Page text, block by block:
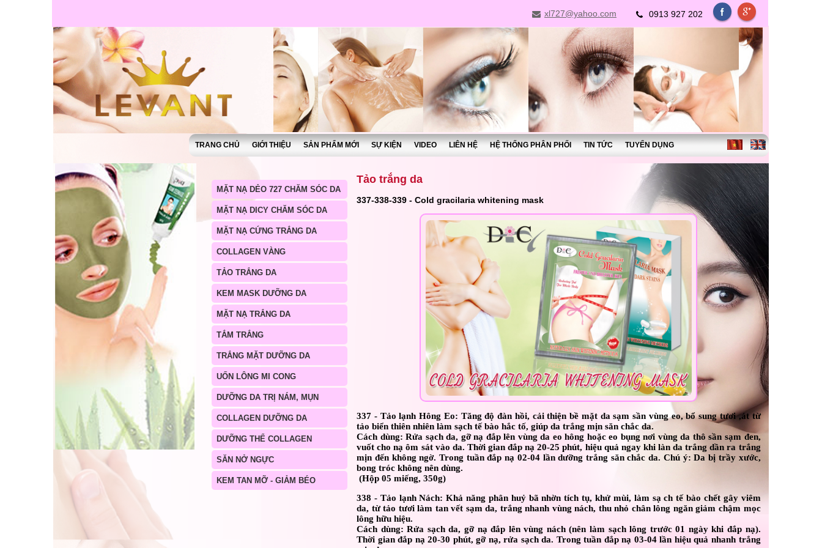
xl727@yahoo.com 0913 927 202
TRANG CHỦ GIỚI THIỆU SẢN PHẨM MỚI SỰ KIỆN VIDEO LIÊN HỆ HỆ THỐNG PHÂN PHỐI TIN TỨC TUYỂN DỤNG
MẶT NẠ DẺO 727 CHĂM SÓC DA
MẶT NẠ DICY CHĂM SÓC DA
MẶT NẠ CỨNG TRẮNG DA
COLLAGEN VÀNG
TẢO TRẮNG DA
KEM MASK DƯỠNG DA
MẶT NẠ TRẮNG DA
TẮM TRẮNG
TRẮNG MẶT DƯỠNG DA
UỐN LÔNG MI CONG
DƯỠNG DA TRỊ NÁM, MỤN
COLLAGEN DƯỠNG DA
DƯỠNG THỂ COLLAGEN
SĂN NỞ NGỰC
KEM TAN MỠ - GIẢM BÉO
Tảo trắng da
337-338-339 - Cold gracilaria whitening mask
337 - Tảo lạnh Hông Eo: Tăng độ đàn hồi, cải thiện bề mặt da sạm sần vùng eo, bổ sung tươi ,át từ
tảo biển thiên nhiên làm sạch tế bào hắc tố, giúp da trắng mịn săn chắc da.
Cách dùng: Rửa sạch da, gỡ nạ đắp lên vùng da eo hông hoặc eo bụng nơi vùng da thô sần sạm đen,
vuốt cho nạ ôm sát vào da. Thời gian đắp nạ 20-25 phút, hiệu quả ngay khi làn da trắng dần ra trắng
mịn đến không ngờ. Trong tuần đắp nạ 02-04 lần dưỡng trắng săn chắc da. Chú ý: Da bị trầy xước,
bong tróc không nên dùng.
(Hộp 05 miếng, 350g)
338 - Tảo lạnh Nách: Khả năng phân huỷ bã nhờn tích tụ, khử mùi, làm sạ ch tế bào chết gây viêm
da, từ tảo tươi làm tan vết sạm da, trắng nhanh vùng nách, thu nhỏ chân lông ngăn giảm chậm mọc
lông hữu hiệu.
Cách dùng: Rửa sạch da, gỡ nạ đắp lên vùng nách (nên làm sạch lông trước 01 ngày khi đắp nạ).
Thời gian đắp nạ 20-30 phút, gỡ nạ, rửa sạch da. Trong tuần đắp nạ 03-04 lần hiệu quả nhanh trắng